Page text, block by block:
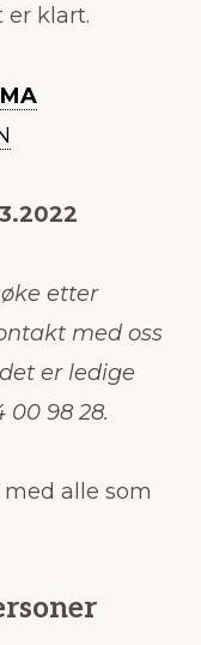
er klart.
etter
med oss
er ledige
00 98 28.
alle som